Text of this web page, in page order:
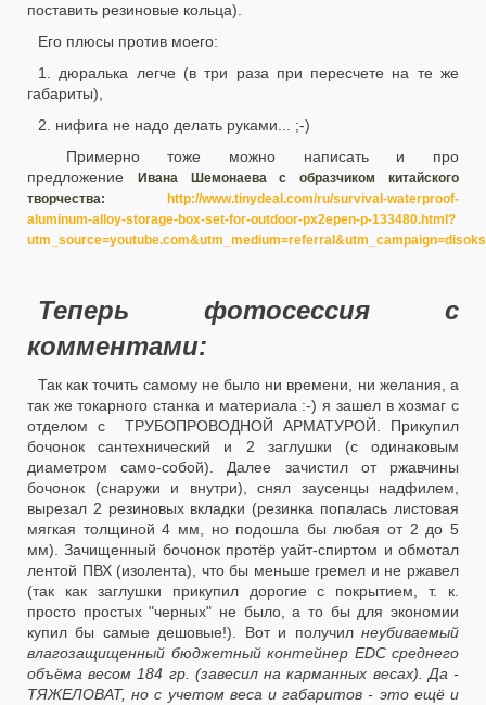
поставить резиновые кольца).
Его плюсы против моего:
1. дюралька легче (в три раза при пересчете на те же
габариты),
2. нифига не надо делать руками... ;-)
Примерно тоже можно написать и про
предложение
Ивана Шемонаевас образчиком китайского
творчества:
http://www.tinydeal.com/ru/survival-waterproof-
aluminum-alloy-storage-box-set-for-outdoor-px2epen-p-133480.html?
utm_source=youtube.com&utm_medium=referral&utm_campaign=disoks
Теперь фотосессия с
комментами:
Так как точить самому не было ни времени, ни желания, а
так же токарного станка и материала :-) я зашел в хозмаг с
отделом с ТРУБОПРОВОДНОЙ АРМАТУРОЙ. Прикупил
бочонок сантехнический и 2 заглушки (с одинаковым
диаметром само-собой). Далее зачистил от ржавчины
бочонок (снаружи и внутри), снял заусенцы надфилем,
вырезал 2 резиновых вкладки (резинка попалась листовая
мягкая толщиной 4 мм, но подошла бы любая от 2 до 5
мм). Зачищенный бочонок протёр уайт-спиртом и обмотал
лентой ПВХ (изолента), что бы меньше гремел и не ржавел
(так как заглушки прикупил дорогие с покрытием, т. к.
просто простых "черных" не было, а то бы для экономии
купил бы самые дешовые!). Вот и получил неубиваемый
влагозащищенный бюджетный контейнер EDC среднего
объёма весом 184 гр. (завесил на карманных весах). Да -
ТЯЖЕЛОВАТ, но с учетом веса и габаритов - это ещё и